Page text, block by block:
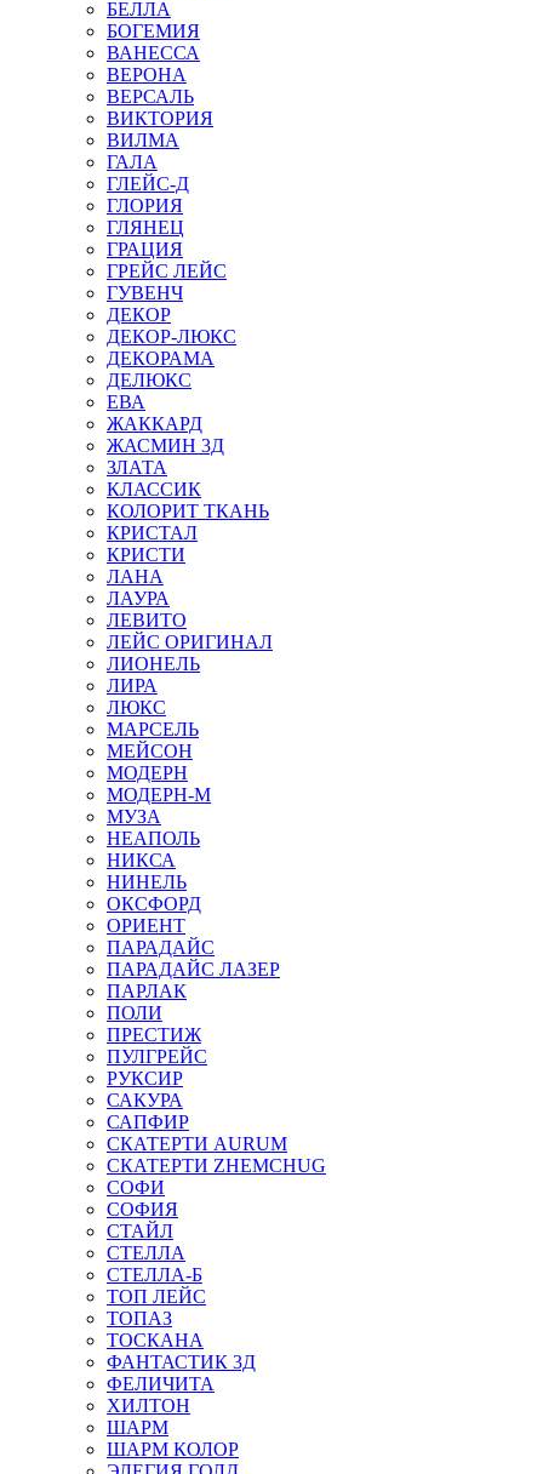
БЕЛЛА
БОГЕМИЯ
ВАНЕССА
ВЕРОНА
ВЕРСАЛЬ
ВИКТОРИЯ
ВИЛМА
ГАЛА
ГЛЕЙС-Д
ГЛОРИЯ
ГЛЯНЕЦ
ГРАЦИЯ
ГРЕЙС ЛЕЙС
ГУВЕНЧ
ДЕКОР
ДЕКОР-ЛЮКС
ДЕКОРАМА
ДЕЛЮКС
ЕВА
ЖАККАРД
ЖАСМИН 3Д
ЗЛАТА
КЛАССИК
КОЛОРИТ ТКАНЬ
КРИСТАЛ
КРИСТИ
ЛАНА
ЛАУРА
ЛЕВИТО
ЛЕЙС ОРИГИНАЛ
ЛИОНЕЛЬ
ЛИРА
ЛЮКС
МАРСЕЛЬ
МЕЙСОН
МОДЕРН
МОДЕРН-М
МУЗА
НЕАПОЛЬ
НИКСА
НИНЕЛЬ
ОКСФОРД
ОРИЕНТ
ПАРАДАЙС
ПАРАДАЙС ЛАЗЕР
ПАРЛАК
ПОЛИ
ПРЕСТИЖ
ПУЛГРЕЙС
РУКСИР
САКУРА
САПФИР
СКАТЕРТИ AURUM
СКАТЕРТИ ZHEMCHUG
СОФИ
СОФИЯ
СТАЙЛ
СТЕЛЛА
СТЕЛЛА-Б
ТОП ЛЕЙС
ТОПАЗ
ТОСКАНА
ФАНТАСТИК 3Д
ФЕЛИЧИТА
ХИЛТОН
ШАРМ
ШАРМ КОЛОР